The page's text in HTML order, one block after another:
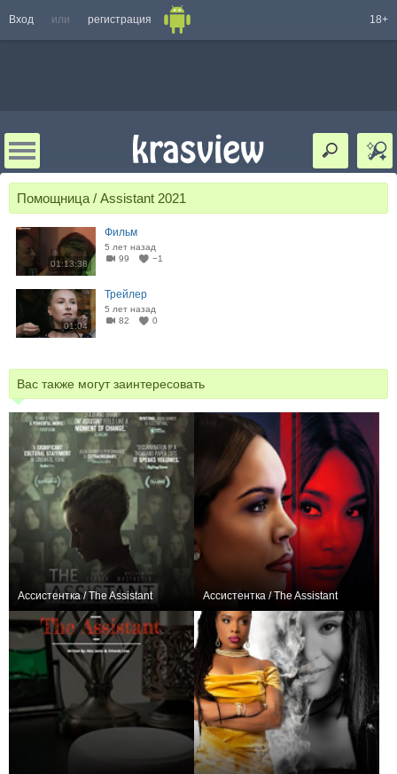
Вход или регистрация 18+
Помощница / Assistant 2021
01:13:38
Фильм
5 лет назад
99
−1
01:04
Трейлер
5 лет назад
82
0
Вас также могут заинтересовать
Ассистентка / The Assistant Ассистентка / The Assistant